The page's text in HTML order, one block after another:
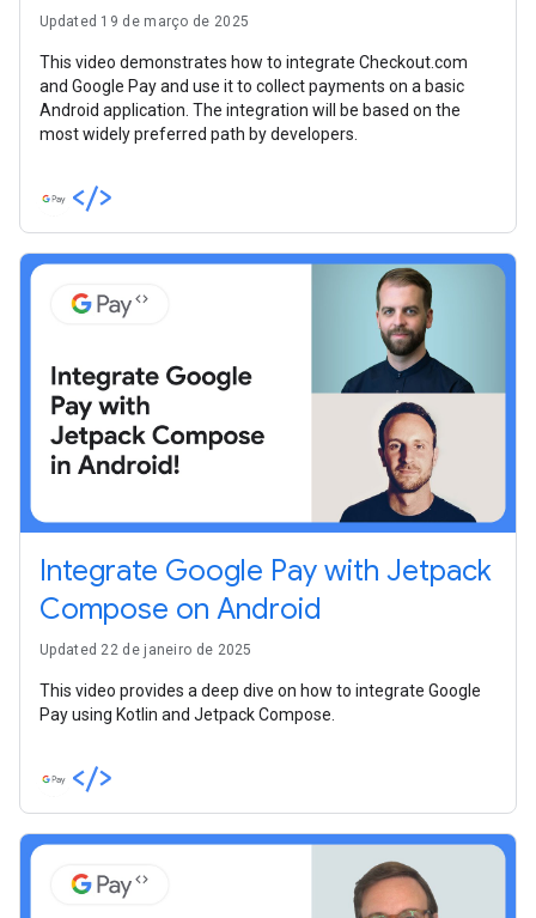
Updated 19 de março de 2025
This video demonstrates how to integrate Checkout.com
and Google Pay and use it to collect payments on a basic
Android application. The integration will be based on the
most widely preferred path by developers.
Integrate Google Pay with Jetpack
Compose on Android
Updated 22 de janeiro de 2025
This video provides a deep dive on how to integrate Google
Pay using Kotlin and Jetpack Compose.